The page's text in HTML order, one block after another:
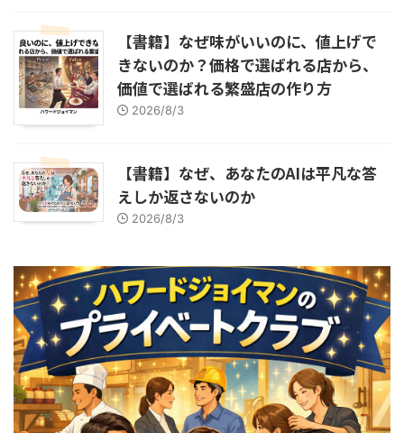
【書籍】なぜ味がいいのに、値上げで
きないのか？価格で選ばれる店から、
価値で選ばれる繁盛店の作り方
2026/8/3
【書籍】なぜ、あなたのAIは平凡な答
えしか返さないのか
2026/8/3